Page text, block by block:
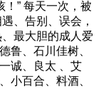
！” 每天一次，被
、告别、误会，
最大胆的成人爱
鲁、石川佳树、
诚、良太 、艾
小百合、料酒、